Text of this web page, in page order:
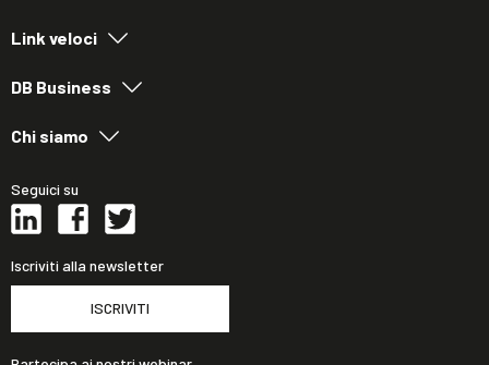
Link veloci
DB Business
Chi siamo
Seguici su
Iscriviti alla newsletter
ISCRIVITI